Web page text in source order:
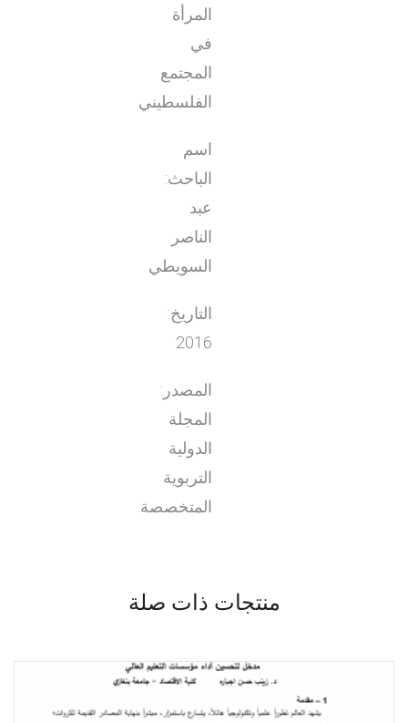
المرأة
في
المجتمع
الفلسطيني
اسم
الباحث:
عبد
الناصر
السويطي
التاريخ:
2016
المصدر:
المجلة
الدولية
التربوية
المتخصصة
منتجات ذات صلة